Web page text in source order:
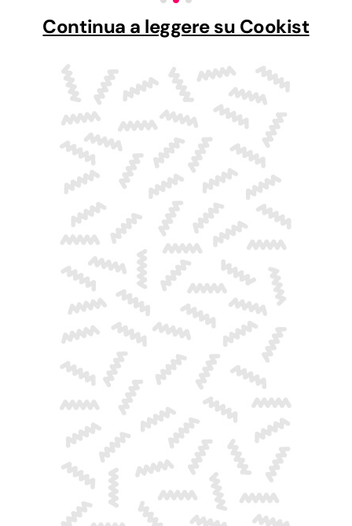
Continua a leggere su Cookist